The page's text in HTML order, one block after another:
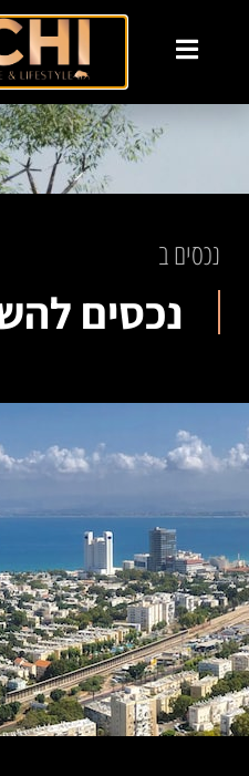
נכסים ב
נכסים